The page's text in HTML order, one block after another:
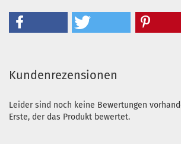
Kundenrezensionen
Leider sind noch keine Bewertungen
Erste, der das Produkt bewertet.